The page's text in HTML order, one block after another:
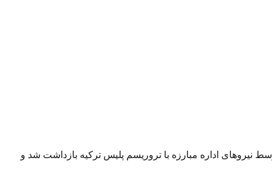
نیروهای اداره مبارزه با تروریسم پلیس ترکیه بازداشت شد و